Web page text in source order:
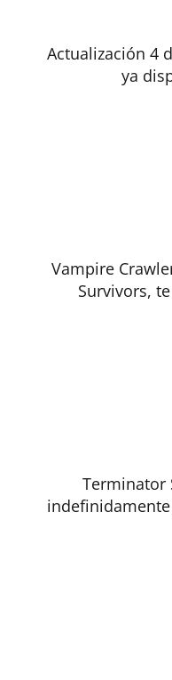
Actualización 4
ya
Vampire
Survivors,
Terminator